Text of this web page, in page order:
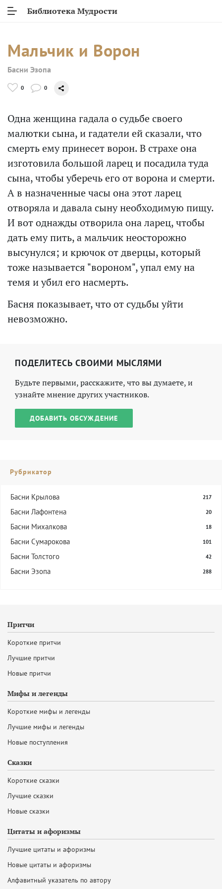
Библиотека Мудрости
Мальчик и Ворон
Басни Эзопа
0 0
Одна женщина гадала о судьбе своего
малютки сына, и гадатели ей сказали, что
смерть ему принесет ворон. В страхе она
изготовила большой ларец и посадила туда
сына, чтобы уберечь его от ворона и смерти.
А в назначенные часы она этот ларец
отворяла и давала сыну необходимую пищу.
И вот однажды отворила она ларец, чтобы
дать ему пить, а мальчик неосторожно
высунулся; и крючок от дверцы, который
тоже называется "вороном", упал ему на
темя и убил его насмерть.
Басня показывает, что от судьбы уйти
невозможно.
ПОДЕЛИТЕСЬ СВОИМИ МЫСЛЯМИ
Будьте первыми, расскажите, что вы думаете, и
узнайте мнение других участников.
ДОБАВИТЬ ОБСУЖДЕНИЕ
Рубрикатор
Басни Крылова 217
Басни Лафонтена 20
Басни Михалкова 18
Басни Сумарокова 101
Басни Толстого 42
Басни Эзопа 288
Притчи
Короткие притчи
Лучшие притчи
Новые притчи
Мифы и легенды
Короткие мифы и легенды
Лучшие мифы и легенды
Новые поступления
Сказки
Короткие сказки
Лучшие сказки
Новые сказки
Цитаты и афоризмы
Лучшие цитаты и афоризмы
Новые цитаты и афоризмы
Алфавитный указатель по автору